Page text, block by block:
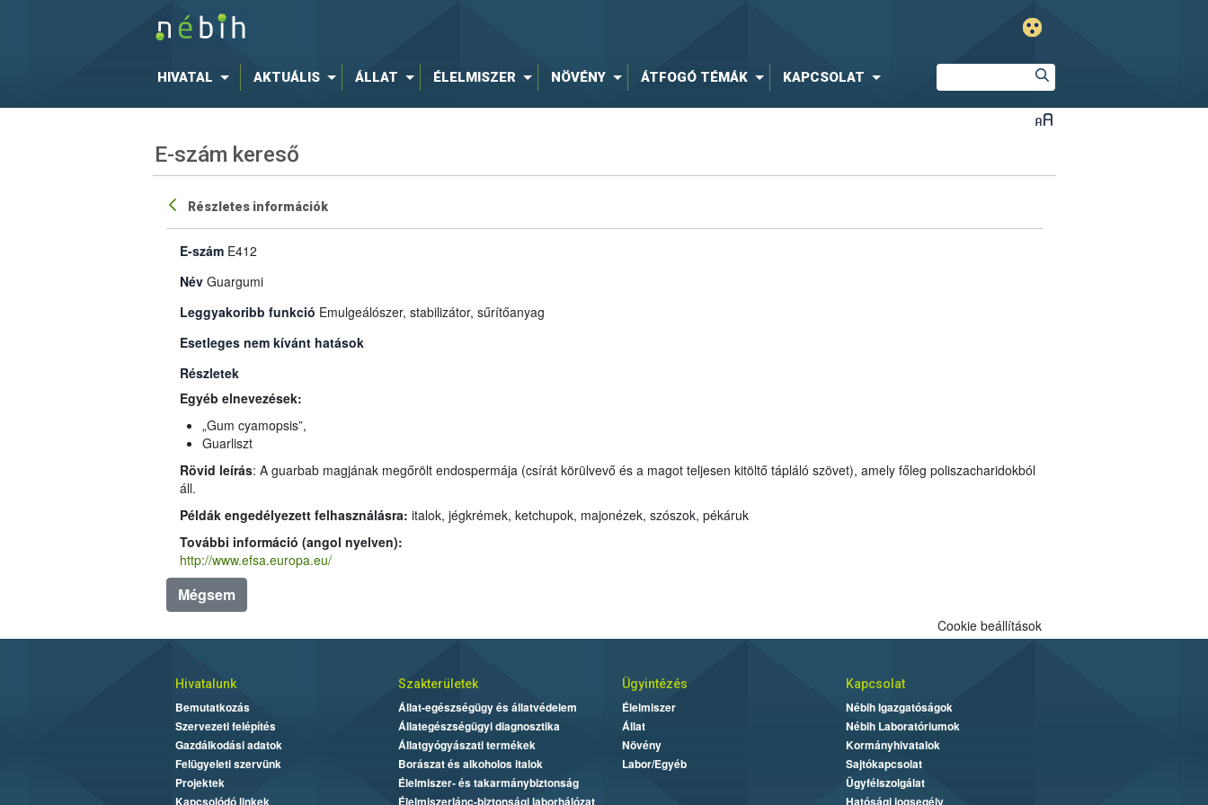
HIVATAL AKTUÁLIS ÁLLAT ÉLELMISZER NÖVÉNY ÁTFOGÓ TÉMÁK KAPCSOLAT
E-szám kereső
Részletes információk
E-szám E412
Név Guargumi
Leggyakoribb funkció Emulgeálószer, stabilizátor, sűrítőanyag
Esetleges nem kívánt hatások
Részletek
Egyéb elnevezések:
„Gum cyamopsis”,
Guarliszt
Rövid leírás: A guarbab magjának megőrölt endospermája (csírát körülvevő és a magot teljesen kitöltő tápláló szövet), amely főleg poliszacharidokból
áll.
Példák engedélyezett felhasználásra:
italok, jégkrémek, ketchupok, majonézek, szószok, pékáruk
További információ (angol nyelven):
http://www.efsa.europa.eu/
Mégsem
Cookie beállítások
Hivatalunk
Bemutatkozás
Szervezeti felépítés
Gazdálkodási adatok
Felügyeleti szervünk
Projektek
Kapcsolódó linkek
Szakterületek
Állat-egészségügy és állatvédelem
Állategészségügyi diagnosztika
Állatgyógyászati termékek
Borászat és alkoholos italok
Élelmiszer- és takarmánybiztonság
Élelmiszerlánc-biztonsági laborhálózat
Ügyintézés
Élelmiszer
Állat
Növény
Labor/Egyéb
Kapcsolat
Nébih Igazgatóságok
Nébih Laboratóriumok
Kormányhivatalok
Sajtókapcsolat
Ügyfélszolgálat
Hatósági jogsegély